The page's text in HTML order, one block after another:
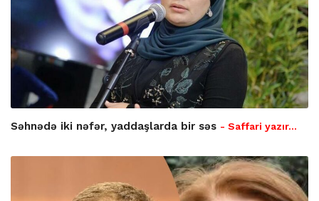
Səhnədə iki nəfər, yaddaşlarda bir səs - Saffari yazır…